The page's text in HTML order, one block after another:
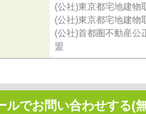
(公社)東京都宅地建物
(公社)東京都宅地建物
(公社)首都圏不動産公
盟
ルでお問い合わせする(